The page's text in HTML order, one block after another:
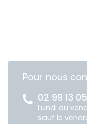
Pour nous
02 99 13
Lundi au
sauf le